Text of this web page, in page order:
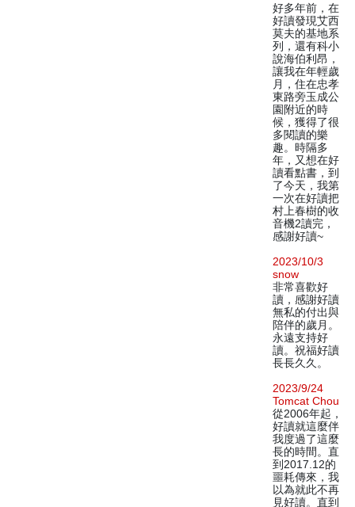
好多年前，在
好讀發現艾西
莫夫的基地系
列，還有科小
說海伯利昂，
讓我在年輕歲
月，住在忠孝
東路旁玉成公
園附近的時
候，獲得了很
多閱讀的樂
趣。時隔多
年，又想在好
讀看點書，到
了今天，我第
一次在好讀把
村上春樹的收
音機2讀完，
感謝好讀~
2023/10/3
snow
非常喜歡好
讀，感謝好讀
無私的付出與
陪伴的歲月。
永遠支持好
讀。祝福好讀
長長久久。
2023/9/24
Tomcat Chou
從2006年起，
好讀就這麼伴
我度過了這麼
長的時間。直
到2017.12的
噩耗傳來，我
以為就此不再
見好讀。直到